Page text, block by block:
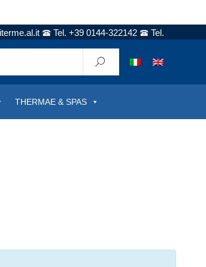
Tel. +39 0144-322142
Tel.
THERMAE & SPAS